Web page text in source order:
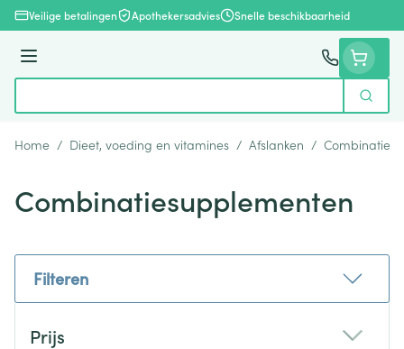
Ga naar de inhoud
Veilige betalingen Apothekersadvies Snelle beschikbaarheid
Menu
Zoek
Home / Dieet, voeding en vitamines / Afslanken /
Combinatiesupplementen
Filteren
Prijs